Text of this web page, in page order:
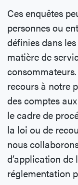
Ces enquêtes
personnes ou
définies dans
matière de
recours à notre
des comptes
le cadre de
la loi ou de
nous
d’application de
réglementation